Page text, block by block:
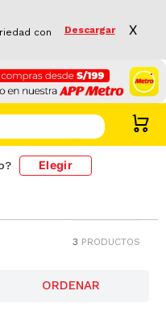
con
Descargar X
Elegir
3 PRODUCTOS